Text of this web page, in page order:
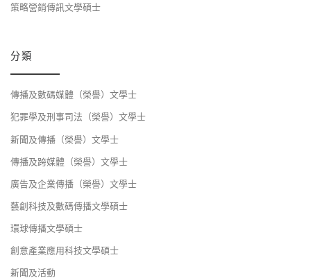
策略營銷傳訊文學碩士
分類
傳播及數碼媒體（榮譽）文學士
犯罪學及刑事司法（榮譽）文學士
新聞及傳播（榮譽）文學士
傳播及跨媒體（榮譽）文學士
廣告及企業傳播（榮譽）文學士
藝創科技及數碼傳播文學碩士
環球傳播文學碩士
創意產業應用科技文學碩士
新聞及活動